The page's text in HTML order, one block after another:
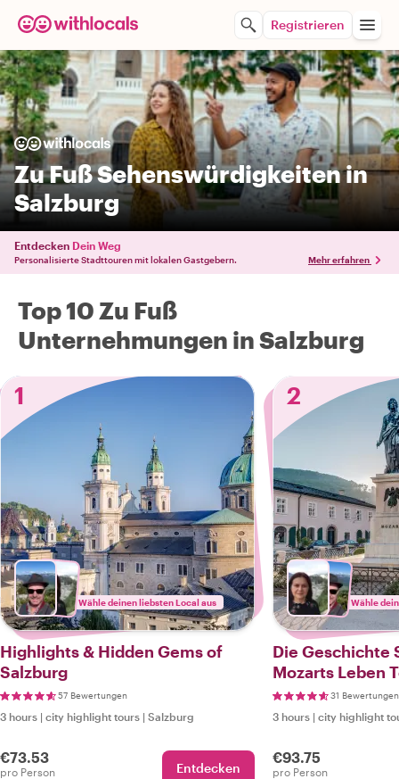
Registrieren
Zu Fuß Sehenswürdigkeiten in
Salzburg
Entdecken Dein Weg
Personalisierte Stadttouren mit lokalen Gastgebern. Mehr erfahren
Top 10 Zu Fuß
Unternehmungen in Salzburg
1
Wähle deinen liebsten Local aus
Highlights & Hidden Gems of
Salzburg
57 Bewertungen
3 hours | city highlight tours | Salzburg
€73.53
pro Person Entdecken
2
Wähle
Die Geschichte
Mozarts Leben
31 Bewertungen
3 hours | city highlight
€93.75
pro Person